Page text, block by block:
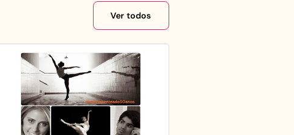
Ver todos